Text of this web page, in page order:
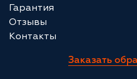
Гарантия
Отзывы
Контакты
Заказать